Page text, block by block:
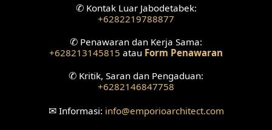
Desain Ruang Perawatan
Desain Ruang Konsultasi
Desain Ruang Receptionist
✆Kontak Luar Jabodetabek:
+6282219788877
✆ Penawaran dan Kerja Sama:
+628213145815 atau Form Penawaran
✆ Kritik, Saran dan Pengaduan:
+6282146847758
✉Informasi: info@emporioarchitect.com